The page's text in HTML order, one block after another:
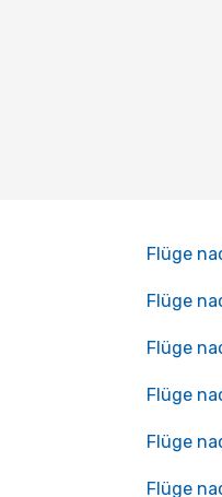
Flüge
Flüge
Flüge
Flüge
Flüge
Flüge